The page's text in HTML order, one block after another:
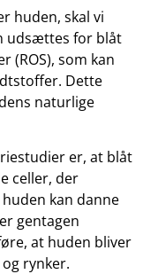
huden, skal vi
udsættes for blåt
(ROS), som kan
Dette
naturlige
er, at blåt
celler, der
kan danne
gentagen
at huden bliver
rynker.